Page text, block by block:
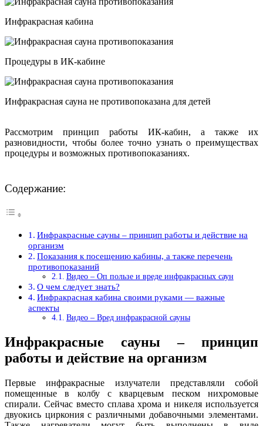
Инфракрасная кабина
Процедуры в ИК-кабине
Инфракрасная сауна не противопоказана для детей
Рассмотрим принцип работы ИК-кабин, а также их
разновидности, чтобы более точно узнать о преимуществах
процедуры и возможных противопоказаниях.
Содержание:
Инфракрасные сауны – принцип работы и действие на
организм
Показания к посещению кабины, а также перечень
противопоказаний
Видео – Оп пользе и вреде инфракрасных саун
О чем следует знать?
Инфракрасная кабина своими руками — важные
аспекты
Видео – Вред инфракрасной сауны
Инфракрасные сауны – принцип
работы и действие на организм
Первые инфракрасные излучатели представляли собой
помещенные в колбу с кварцевым песком нихромовые
спирали. Сейчас вместо сплава хрома и никеля используется
двуокись циркония с различными добавочными элементами.